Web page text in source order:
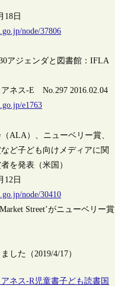
18日
node/37806
アジェンダと図書館：IFLA
ネス-E No.297 2016.02.04
e1763
ALA）、ニューベリー賞、
ど子ども向けメディアに関
を発表（米国）
12日
node/30410
Street’がニューベリー賞
した（2019/4/17）
ネス-R 児童書子ども読書 国